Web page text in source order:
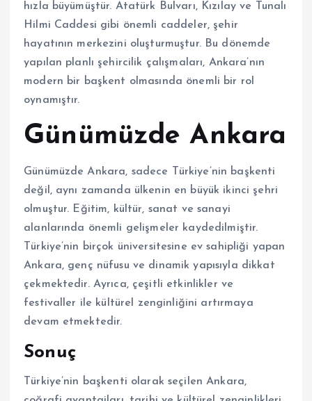
hızla büyümüştür. Atatürk Bulvarı, Kızılay ve Tunalı
Hilmi Caddesi gibi önemli caddeler, şehir
hayatının merkezini oluşturmuştur. Bu dönemde
yapılan planlı şehircilik çalışmaları, Ankara’nın
modern bir başkent olmasında önemli bir rol
oynamıştır.
Günümüzde Ankara
Günümüzde Ankara, sadece Türkiye’nin başkenti
değil, aynı zamanda ülkenin en büyük ikinci şehri
olmuştur. Eğitim, kültür, sanat ve sanayi
alanlarında önemli gelişmeler kaydedilmiştir.
Türkiye’nin birçok üniversitesine ev sahipliği yapan
Ankara, genç nüfusu ve dinamik yapısıyla dikkat
çekmektedir. Ayrıca, çeşitli etkinlikler ve
festivaller ile kültürel zenginliğini artırmaya
devam etmektedir.
Sonuç
Türkiye’nin başkenti olarak seçilen Ankara,